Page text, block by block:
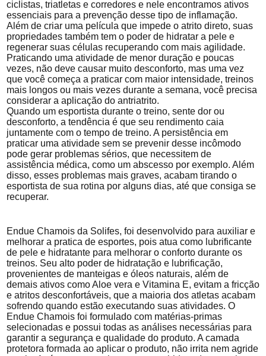
ciclistas, triatletas e corredores e nele encontramos ativos
essenciais para a prevenção desse tipo de inflamação.
Além de criar uma película que impede o atrito direto, suas
propriedades também tem o poder de hidratar a pele e
regenerar suas células recuperando com mais agilidade.
Praticando uma atividade de menor duração e poucas
vezes, não deve causar muito desconforto, mas uma vez
que você começa a praticar com maior intensidade, treinos
mais longos ou mais vezes durante a semana, você precisa
considerar a aplicação do antriatrito.
Quando um esportista durante o treino, sente dor ou
desconforto, a tendência é que seu rendimento caia
juntamente com o tempo de treino. A persistência em
praticar uma atividade sem se prevenir desse incômodo
pode gerar problemas sérios, que necessitem de
assistência médica, como um abscesso por exemplo. Além
disso, esses problemas mais graves, acabam tirando o
esportista de sua rotina por alguns dias, até que consiga se
recuperar.
Endue Chamois da Solifes, foi desenvolvido para auxiliar e
melhorar a pratica de esportes, pois atua como lubrificante
de pele e hidratante para melhorar o conforto durante os
treinos. Seu alto poder de hidratação e lubrificação,
provenientes de manteigas e óleos naturais, além de
demais ativos como Aloe vera e Vitamina E, evitam a fricção
e atritos desconfortáveis, que a maioria dos atletas acabam
sofrendo quando estão executando suas atividades. O
Endue Chamois foi formulado com matérias-primas
selecionadas e possui todas as análises necessárias para
garantir a segurança e qualidade do produto. A camada
protetora formada ao aplicar o produto, não irrita nem agride